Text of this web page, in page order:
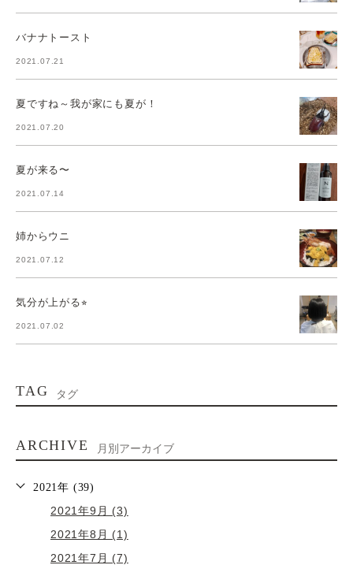
バナナトースト
2021.07.21
夏ですね～我が家にも夏が！
2021.07.20
夏が来る〜
2021.07.14
姉からウニ
2021.07.12
気分が上がる⭐︎
2021.07.02
TAG タグ
ARCHIVE 月別アーカイブ
2021年 (39)
2021年9月 (3)
2021年8月 (1)
2021年7月 (7)